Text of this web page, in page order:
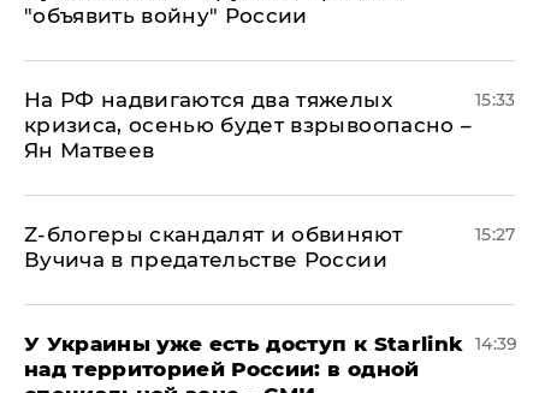
"объявить войну" России
На РФ надвигаются два тяжелых
кризиса, осенью будет взрывоопасно –
Ян Матвеев
15:33
Z-блогеры скандалят и обвиняют
Вучича в предательстве России
15:27
У Украины уже есть доступ к Starlink
над территорией России: в одной
14:39